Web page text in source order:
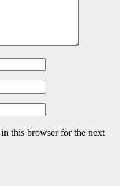
this browser for the next